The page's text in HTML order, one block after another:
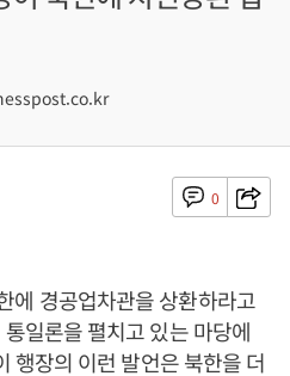
0
에 경공업차관을 상환하라고
일론을 펼치고 있는 마당에
행장의 이런 발언은 북한을 더